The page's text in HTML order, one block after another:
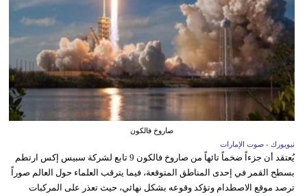
صاروخ فالكون
نيويورك - صوت الإمارات
يُعتقد أن جزءاً ضخماً تائهاً من صاروخ فالكون 9 تابع لشركة سبيس إكس ارتطم
بسطح القمر في إحدى المناطق المتوقعة، فيما يترقب العلماء حول العالم صوراً
ترصد موقع الاصطدام وتؤكد وقوعه بشكل نهائي، حيث تعذر على المركبات